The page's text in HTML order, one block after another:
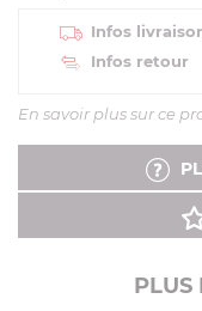
Infos
Infos retour
En savoir plus sur ce
PLUS